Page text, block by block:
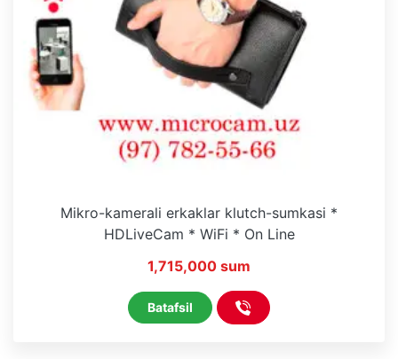
Mikro-kamerali erkaklar klutch-sumkasi *
HDLiveCam * WiFi * On Line
1,715,000 sum
Batafsil